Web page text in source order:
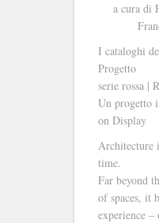
a cura di
I cataloghi
Progetto
serie rossa |
Un progetto
on Display
Architecture
time.
Far beyond
of spaces, it
experience ‒